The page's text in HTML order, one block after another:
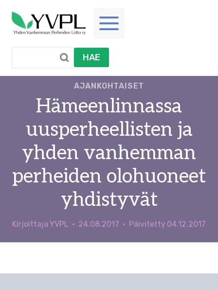
sisältöön
HAE
AJANKOHTAISET
Hämeenlinnassa
uusperheellisten ja
yhden vanhemman
perheiden olohuoneet
yhdistyvät
Kirjoittaja YVPL 24.08.2017 Päivitetty 04.12.2017